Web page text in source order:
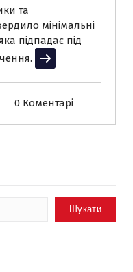
та
мінімальні
підпадає під
Читати далі
0 Коментарі